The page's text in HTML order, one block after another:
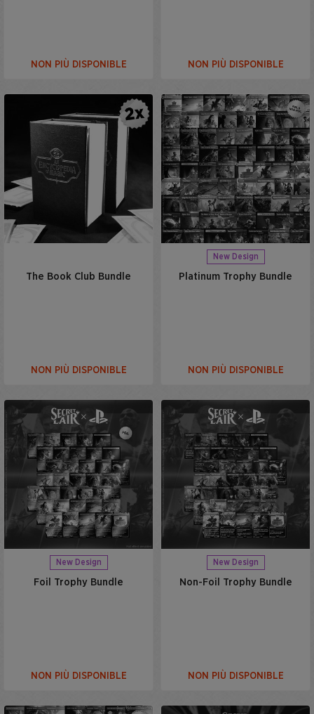
NON PIÙ DISPONIBLE NON PIÙ DISPONIBLE
The Book Club Bundle
NON PIÙ DISPONIBLE
New Design
Platinum Trophy Bundle
NON PIÙ DISPONIBLE
New Design
Foil Trophy Bundle
NON PIÙ DISPONIBLE
New Design
Non-Foil Trophy Bundle
NON PIÙ DISPONIBLE